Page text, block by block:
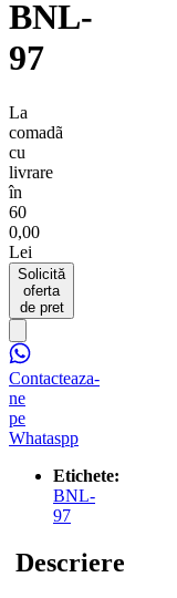
BNL-
97
La
comadã
cu
livrare
în
60
0,00
Lei
Solicită
oferta
de pret
Contacteaza-
ne
pe
Whataspp
Etichete:
BNL-
97
Descriere